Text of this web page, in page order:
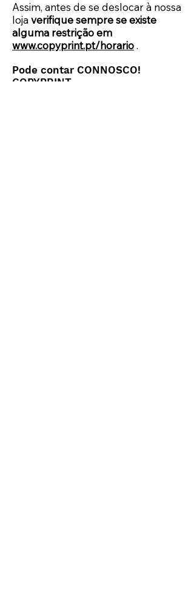
Assim, antes de se deslocar à nossa
lojaverifique sempre se existe
alguma restrição em
www.copyprint.pt/horario.
Pode contar CONNOSCO!
COPYPRINT